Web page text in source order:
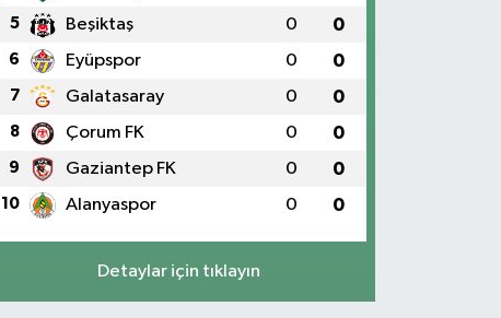
5 Beşiktaş 0 0
6 Eyüpspor 0 0
7 Galatasaray 0 0
8 Çorum FK 0 0
9 Gaziantep FK 0 0
10 Alanyaspor 0 0
Detaylar için tıklayın